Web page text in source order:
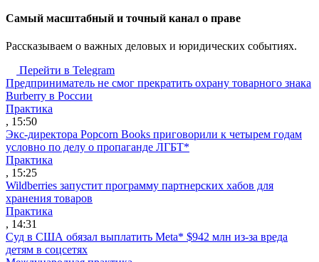
Cамый масштабный и точный канал о праве
Рассказываем о важных деловых и юридических событиях.
Перейти в Telegram
Предприниматель не смог прекратить охрану товарного знака
Burberry в России
Практика
, 15:50
Экс-директора Popcorn Books приговорили к четырем годам
условно по делу о пропаганде ЛГБТ*
Практика
, 15:25
Wildberries запустит программу партнерских хабов для
хранения товаров
Практика
, 14:31
Суд в США обязал выплатить Meta* $942 млн из-за вреда
детям в соцсетях